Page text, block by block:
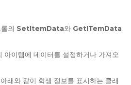
의 SetItemData와 GetITemData
아이템에 데이터를 설정하거나 가져오
래와 같이 학생 정보를 표시하는 클래